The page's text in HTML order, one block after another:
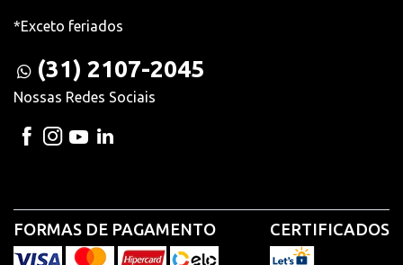
*Exceto feriados
(31) 2107-2045
Nossas Redes Sociais
FORMAS DE PAGAMENTO CERTIFICADOS